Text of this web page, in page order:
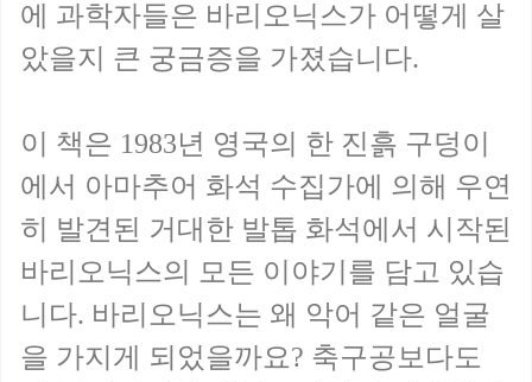
에 과학자들은 바리오닉스가 어떻게 살
았을지 큰 궁금증을 가졌습니다.
이 책은 1983년 영국의 한 진흙 구덩이
에서 아마추어 화석 수집가에 의해 우연
히 발견된 거대한 발톱 화석에서 시작된
바리오닉스의 모든 이야기를 담고 있습
니다. 바리오닉스는 왜 악어 같은 얼굴
을 가지게 되었을까요? 축구공보다도